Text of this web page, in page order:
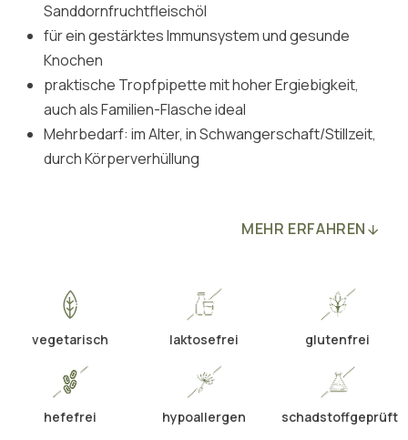
Sanddornfruchtfleischöl
für ein gestärktes Immunsystem und gesunde
Knochen
praktische Tropfpipette mit hoher Ergiebigkeit,
auch als Familien-Flasche ideal
Mehrbedarf: im Alter, in Schwangerschaft/Stillzeit,
durch Körperverhüllung
MEHR ERFAHREN
vegetarisch laktosefrei glutenfrei
hefefrei hypoallergen schadstoffgeprüft